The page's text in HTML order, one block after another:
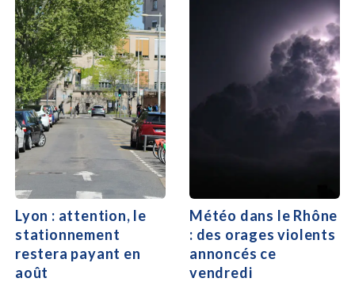
Lyon : attention, le
stationnement
restera payant en
août
Météo dans le Rhône
: des orages violents
annoncés ce
vendredi